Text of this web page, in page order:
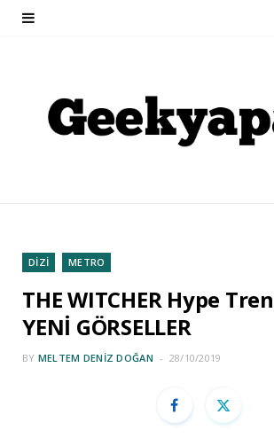
DİZİ METRO
THE WITCHER Hype
YENİ GÖRSELLER
BY MELTEM DENIZ DOĞAN 28/10/2019